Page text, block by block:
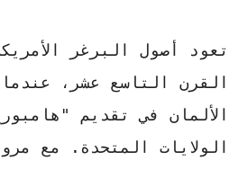
تعود أصول البرغر
القرن التاسع عشر،
الألمان في تقديم
الولايات المتحدة. مع